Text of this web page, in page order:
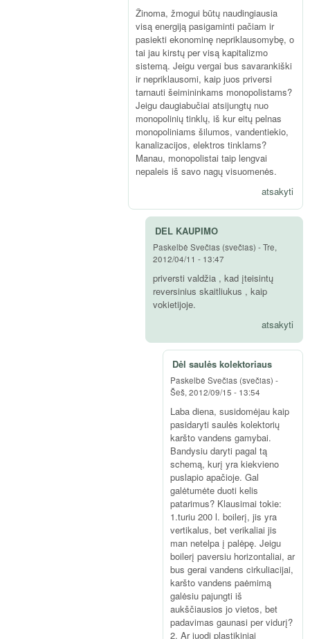
Žinoma, žmogui būtų naudingiausia
visą energiją pasigaminti pačiam ir
pasiekti ekonominę nepriklausomybę, o
tai jau kirstų per visą kapitalizmo
sistemą. Jeigu vergai bus savarankiški
ir nepriklausomi, kaip juos priversi
tarnauti šeimininkams monopolistams?
Jeigu daugiabučiai atsijungtų nuo
monopolinių tinklų, iš kur eitų pelnas
monopoliniams šilumos, vandentiekio,
kanalizacijos, elektros tinklams?
Manau, monopolistai taip lengvai
nepaleis iš savo nagų visuomenės.
atsakyti
DEL KAUPIMO
Paskelbė Svečias (svečias) -Tre,
2012/04/11 - 13:47
priversti valdžia , kad įteisintų
reversinius skaitliukus , kaip
vokietijoje.
atsakyti
Dėl saulės kolektoriaus
Paskelbė Svečias (svečias) -
Šeš, 2012/09/15 - 13:54
Laba diena, susidomėjau kaip
pasidaryti saulės kolektorių
karšto vandens gamybai.
Bandysiu daryti pagal tą
schemą, kurį yra kiekvieno
puslapio apačioje. Gal
galėtumėte duoti kelis
patarimus? Klausimai tokie:
1.turiu 200 l. boilerį, jis yra
vertikalus, bet verikaliai jis
man netelpa į palėpę. Jeigu
boilerį paversiu horizontaliai, ar
bus gerai vandens cirkuliacijai,
karšto vandens paėmimą
galėsiu pajungti iš
aukščiausios jo vietos, bet
padavimas gaunasi per vidurį?
2. Ar juodi plastikiniai